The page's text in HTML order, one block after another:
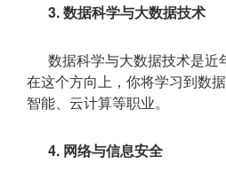
3. 数据科学与大数据技术
数据科学与大数据技术是
在这个方向上，你将学习到数
智能、云计算等职业。
4. 网络与信息安全